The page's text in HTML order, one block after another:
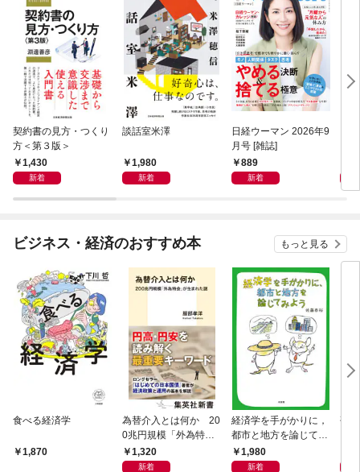
契約書の見方・つくり
方＜第３版＞
1,430
新着
談話室米澤
1,980
新着
日経ウーマン 2026年9
月号 [雑誌]
889
新着
ビジネス・経済のおすすめ本 もっと見る
食べる経済学
1,870
為替介入とは何か 20
0兆円規模「外為特
会」が生まれた謎
1,320
新着
経済学を手がかりに，
都市と地方を論じてみ
よう1,980
新着
研